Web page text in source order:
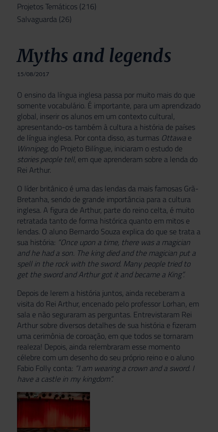
Projetos Temáticos (216)
Salvaguarda (26)
Myths and legends
15/08/2017
O ensino da língua inglesa passa por muito mais do que
somente vocabulário. É importante, para um aprendizado
global, inserir os alunos em um contexto cultural,
apresentando-os também à cultura a história de países
de língua inglesa. Por conta disso, as turmas Ottawa e
Winnipeg, do Projeto Bilíngue, iniciaram o estudo de
stories people tell, em que aprenderam sobre a lenda do
Rei Arthur.
O líder britânico é uma das lendas da mais famosas Grã-
Bretanha, sendo de grande importância para a cultura
inglesa. A figura de Arthur, parte do reino celta, é muito
retratada tanto de forma histórica quanto em mitos e
lendas. O aluno Bernardo Souza explica do que se trata a
sua história: “Once upon a time, there was a magician
and he had a son. The king died and the magician put a
spell in the rock with the sword. Many people tried to
get the sword and Arthur got it and became a King”.
Depois de lerem a história juntos, ainda receberam a
visita do Rei Arthur, encenado pelo professor Lorhan, em
sala e não seguraram as perguntas. Entrevistaram Rei
Arthur sobre diversos detalhes de sua história e fizeram
uma cerimônia de coroação, em que todos se tornaram
realeza! Depois, ainda relembraram esse momento
célebre com um desenho do seu próprio reino e o aluno
Fabio Folly conta: “I am wearing a crown and a sword. I
have a castle in my kingdom”.